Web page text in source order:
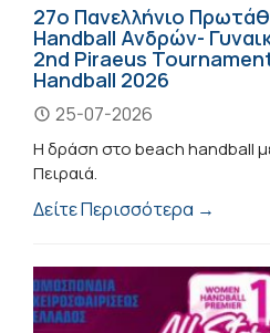
27ο Πανελλήνιο
Handball Ανδρών-
2nd Piraeus
Handball 2026
25-07-2026
Η δράση στο beach handball
Πειραιά.
Δείτε Περισσότερα →